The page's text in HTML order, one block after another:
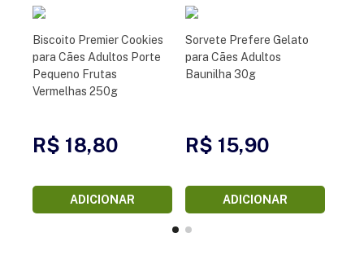
Biscoito Premier Cookies
para Cães Adultos Porte
Pequeno Frutas
Vermelhas 250g
R$ 18,80
ADICIONAR
Sorvete Prefere Gelato
para Cães Adultos
Baunilha 30g
R$ 15,90
ADICIONAR